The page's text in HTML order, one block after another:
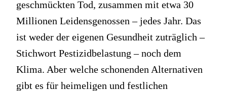
geschmückten Tod, zusammen mit etwa 30
Millionen Leidensgenossen – jedes Jahr. Das
ist weder der eigenen Gesundheit zuträglich –
Stichwort Pestizidbelastung – noch dem
Klima. Aber welche schonenden Alternativen
gibt es für heimeligen und festlichen